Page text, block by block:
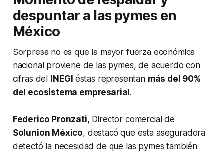
despuntar a las pymes en
México
Sorpresa no es que la mayor fuerza económica
nacional proviene de las pymes, de acuerdo con
cifras del INEGI éstas representan más del 90%
del ecosistema empresarial.
Federico Pronzati, Director comercial de
Solunion México, destacó que esta aseguradora
detectó la necesidad de que las pymes también